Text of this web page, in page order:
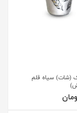
(شات) سیاه قلم